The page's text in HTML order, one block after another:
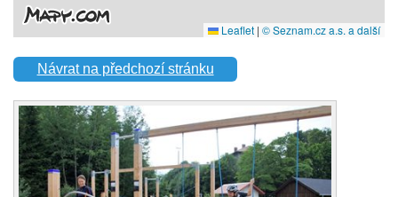
Návrat na předchozí stránku